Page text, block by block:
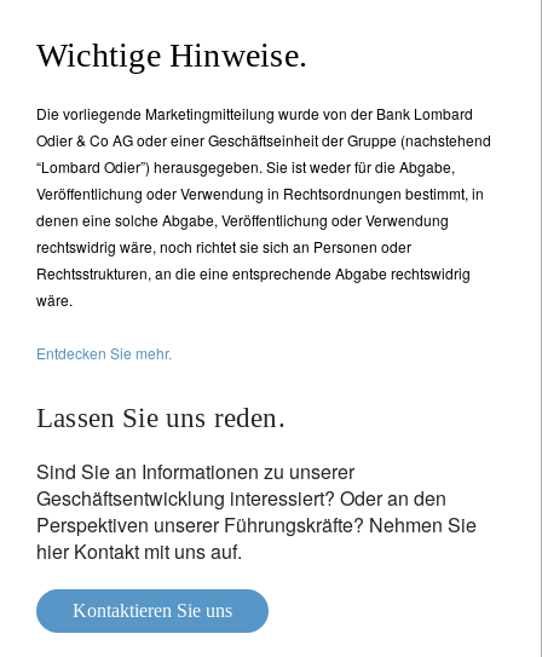
Wichtige Hinweise.
Die vorliegende Marketingmitteilung wurde von der Bank Lombard
Odier & Co AG oder einer Geschäftseinheit der Gruppe (nachstehend
“Lombard Odier”) herausgegeben. Sie ist weder für die Abgabe,
Veröffentlichung oder Verwendung in Rechtsordnungen bestimmt, in
denen eine solche Abgabe, Veröffentlichung oder Verwendung
rechtswidrig wäre, noch richtet sie sich an Personen oder
Rechtsstrukturen, an die eine entsprechende Abgabe rechtswidrig
wäre.
Entdecken Sie mehr.
Lassen Sie uns reden.
Sind Sie an Informationen zu unserer
Geschäftsentwicklung interessiert? Oder an den
Perspektiven unserer Führungskräfte? Nehmen Sie
hier Kontakt mit uns auf.
Kontaktieren Sie uns